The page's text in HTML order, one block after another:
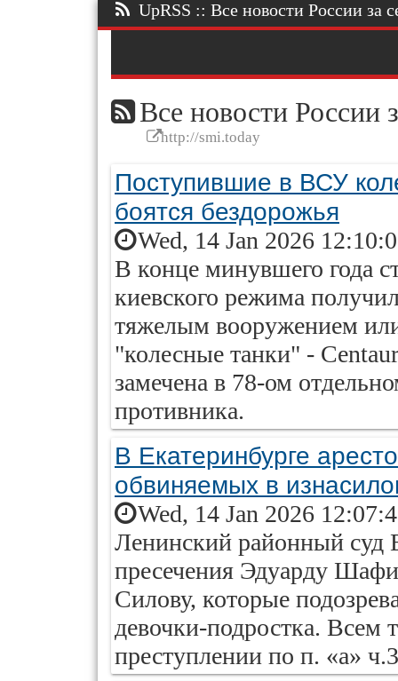
UpRSS :: Все новости России за
Все новости России
http://smi.today
Поступившие в ВСУ
боятся бездорожья
Wed, 14 Jan 2026
В конце минувшего года
киевского режима
тяжелым вооружением
"колесные танки" -
замечена в 78-ом
противника.
В Екатеринбурге
обвиняемых в
Wed, 14 Jan 2026
Ленинский районный суд
пресечения Эдуарду
Силову, которые
девочки-подростка. Всем
преступлении по п. «а»